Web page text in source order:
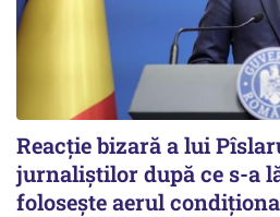
Reacție bizară a lui
jurnaliștilor după ce s-a
folosește aerul